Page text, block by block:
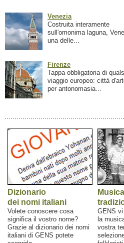
Venezia
Costruita interamente
sull'omonima laguna,
una delle...
Firenze
Tappa obbligatoria di
viaggio europeo: città
per antonomasia...
Dizionario
dei nomi italiani
Volete conoscere cosa
significa il vostro nome?
Grazie al dizionario dei nomi
italiani di GENS potete
Musica
GENS
la
vostra